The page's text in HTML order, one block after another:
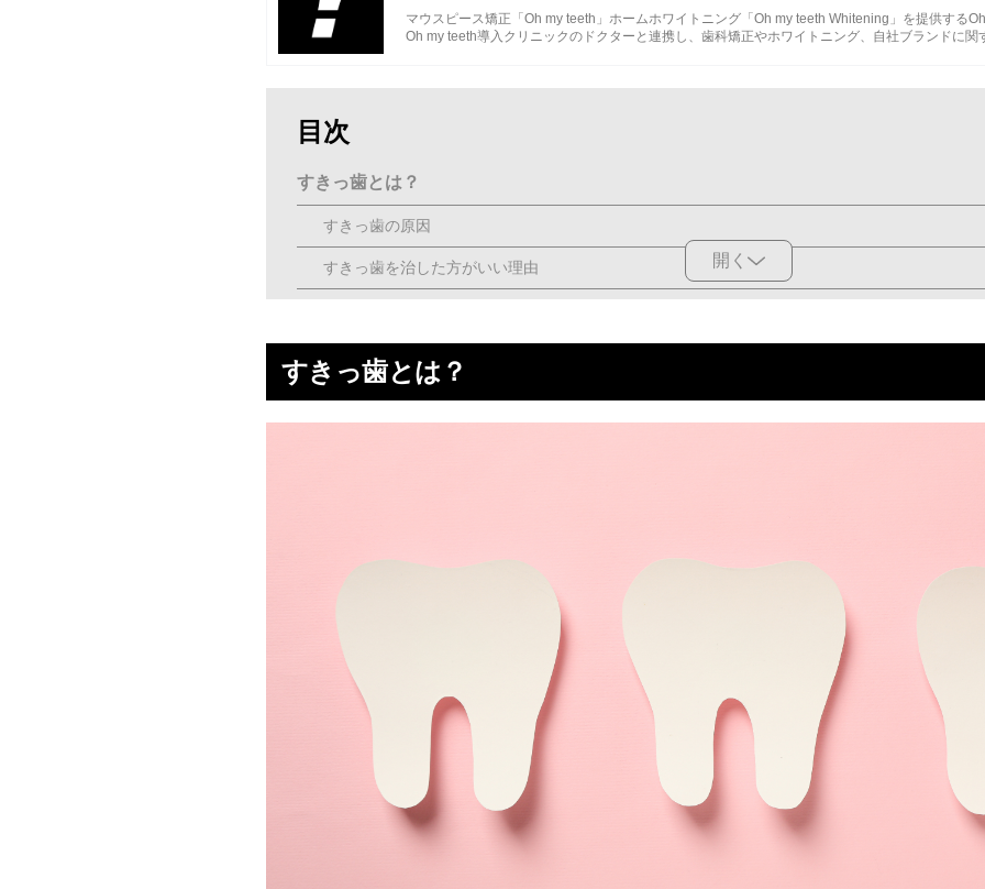
マウスピース矯正「Oh my teeth」ホームホワイトニング「Oh my teeth Whitening」を提供する
Oh my teeth導入クリニックのドクターと連携し、歯科矯正やホワイトニング、自社ブランドに関
目次
すきっ歯とは？
すきっ歯の原因
すきっ歯を治した方がいい理由
①ダイレクトボンディング
治療前に「歯のバランス」「口元全体の見え方」を診断する
すきっ歯を埋める以外の治療方法は「歯列矯正」
ワイヤー矯正
マウスピース矯正
すきっ歯を埋めるなら、まずは自分に合った方法を診断しよう
開く
すきっ歯とは？